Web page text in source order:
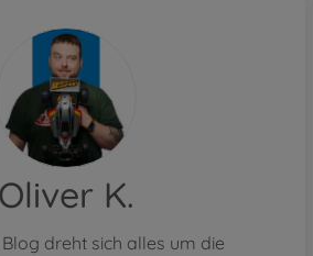
Oliver K.
dreht sich alles um die